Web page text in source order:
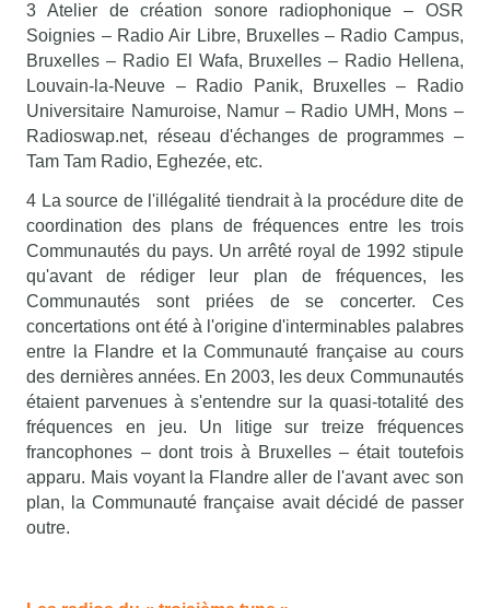
3 Atelier de création sonore radiophonique – OSR
Soignies – Radio Air Libre, Bruxelles – Radio Campus,
Bruxelles – Radio El Wafa, Bruxelles – Radio Hellena,
Louvain-la-Neuve – Radio Panik, Bruxelles – Radio
Universitaire Namuroise, Namur – Radio UMH, Mons –
Radioswap.net, réseau d'échanges de programmes –
Tam Tam Radio, Eghezée, etc.
4 La source de l'illégalité tiendrait à la procédure dite de
coordination des plans de fréquences entre les trois
Communautés du pays. Un arrêté royal de 1992 stipule
qu'avant de rédiger leur plan de fréquences, les
Communautés sont priées de se concerter. Ces
concertations ont été à l'origine d'interminables palabres
entre la Flandre et la Communauté française au cours
des dernières années. En 2003, les deux Communautés
étaient parvenues à s'entendre sur la quasi-totalité des
fréquences en jeu. Un litige sur treize fréquences
francophones – dont trois à Bruxelles – était toutefois
apparu. Mais voyant la Flandre aller de l'avant avec son
plan, la Communauté française avait décidé de passer
outre.